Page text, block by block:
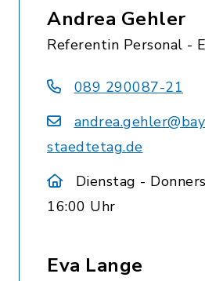
Andrea Gehler
Referentin Personal -
089 290087-21
staedtetag.de
Dienstag -
16:00 Uhr
Eva Lange